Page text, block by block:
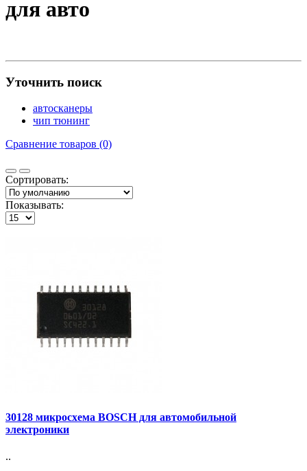
для авто
Уточнить поиск
автосканеры
чип тюнинг
Сравнение товаров (0)
Сортировать:
Показывать:
30128 микросхема BOSCH для автомобильной
электроники
..